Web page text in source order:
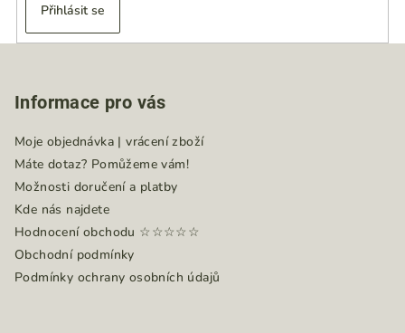
Přihlásit se
Informace pro vás
Moje objednávka | vrácení zboží
Máte dotaz? Pomůžeme vám!
Možnosti doručení a platby
Kde nás najdete
Hodnocení obchodu ☆☆☆☆☆
Obchodní podmínky
Podmínky ochrany osobních údajů